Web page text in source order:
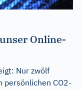
Online-
Nur zwölf
persönlichen CO2-